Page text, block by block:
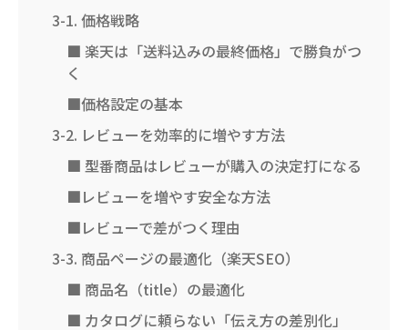
3-1. 価格戦略
■ 楽天は「送料込みの最終価格」で勝負がつ
く
■価格設定の基本
3-2. レビューを効率的に増やす方法
■ 型番商品はレビューが購入の決定打になる
■レビューを増やす安全な方法
■レビューで差がつく理由
3-3. 商品ページの最適化（楽天SEO）
■ 商品名（title）の最適化
■ カタログに頼らない「伝え方の差別化」